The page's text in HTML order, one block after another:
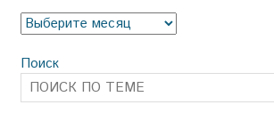
Архив
Поиск